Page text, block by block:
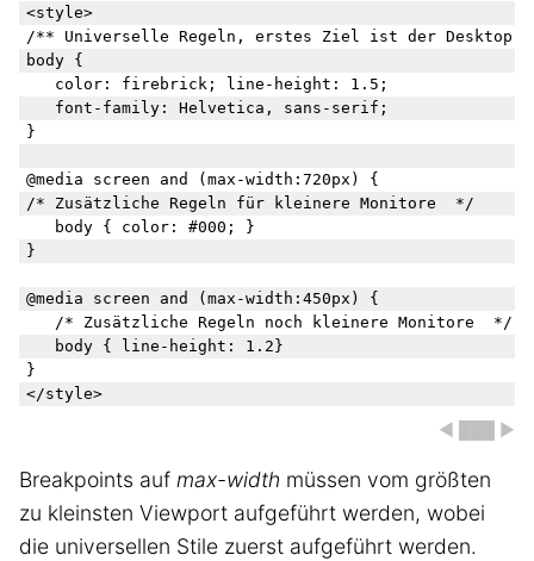
<style>
/** Universelle Regeln, erstes Ziel ist der Desktop-
body {
   color: firebrick; line-height: 1.5;
   font-family: Helvetica, sans-serif;
}
@media screen and (max-width:720px) {
/* Zusätzliche Regeln für kleinere Monitore  */
   body { color: #000; }
}
@media screen and (max-width:450px) {
   /* Zusätzliche Regeln noch kleinere Monitore  */
   body { line-height: 1.2}
}
◀ ███ ▶
Breakpoints auf max-width müssen vom größten
zu kleinsten Viewport aufgeführt werden, wobei
die universellen Stile zuerst aufgeführt werden.